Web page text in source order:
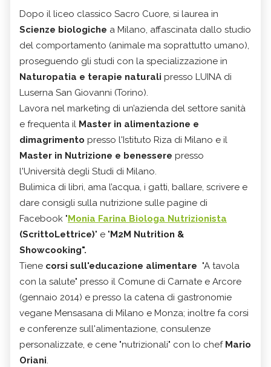
Dopo il liceo classico Sacro Cuore, si laurea in
Scienze biologiche a Milano, affascinata dallo studio
del comportamento (animale ma soprattutto umano),
proseguendo gli studi con la specializzazione in
Naturopatia e terapie naturali presso LUINA di
Luserna San Giovanni (Torino).
Lavora nel marketing di un’azienda del settore sanità
e frequenta il Master in alimentazione e
dimagrimento presso l'Istituto Riza di Milano e il
Master in Nutrizione e benessere presso
l'Università degli Studi di Milano.
Bulimica di libri, ama l’acqua, i gatti, ballare, scrivere e
dare consigli sulla nutrizione sulle pagine di
Facebook "Monia Farina Biologa Nutrizionista
(ScrittoLettrice)" e "M2M Nutrition &
Showcooking".
Tiene corsi sull'educazione alimentare "A tavola
con la salute" presso il Comune di Carnate e Arcore
(gennaio 2014) e presso la catena di gastronomie
vegane Mensasana di Milano e Monza; inoltre fa corsi
e conferenze sull'alimentazione, consulenze
personalizzate, e cene "nutrizionali" con lo chef Mario
Oriani.